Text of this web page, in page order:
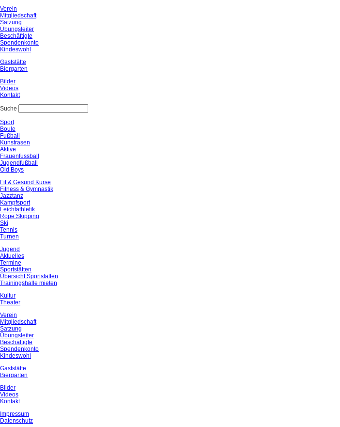
Verein
Mitgliedschaft
Satzung
Übungsleiter
Beschäftigte
Spendenkonto
Kindeswohl
Gaststätte
Biergarten
Bilder
Videos
Kontakt
Suche
Sport
Boule
Fußball
Kunstrasen
Aktive
Frauenfussball
Jugendfußball
Old Boys
Fit & Gesund Kurse
Fitness & Gymnastik
Jazztanz
Kampfsport
Leichtathletik
Rope Skipping
Ski
Tennis
Turnen
Jugend
Aktuelles
Termine
Sportstätten
Übersicht Sportstätten
Trainingshalle mieten
Kultur
Theater
Verein
Mitgliedschaft
Satzung
Übungsleiter
Beschäftigte
Spendenkonto
Kindeswohl
Gaststätte
Biergarten
Bilder
Videos
Kontakt
Impressum
Datenschutz